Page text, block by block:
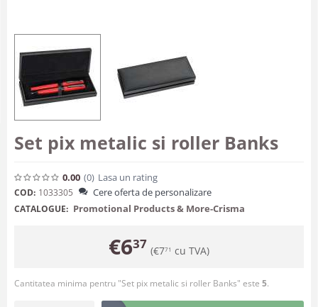
Set pix metalic si roller Banks
0.00 (0) Lasa un rating
COD: 1033305 Cere oferta de personalizare
CATALOGUE: Promotional Products & More-Crisma
€637 (€771 cu TVA)
Cantitatea minima pentru "Set pix metalic si roller Banks" este 5.